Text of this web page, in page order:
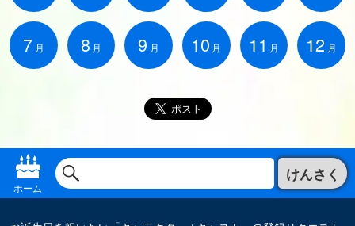
7 月 8 月 9 月 10 月 11 月 12 月
ホーム
けんさく